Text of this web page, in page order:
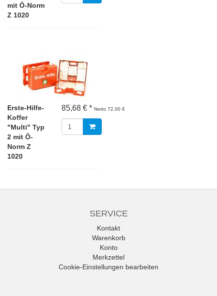
mit Ö-Norm
Z 1020
Erste-Hilfe-
Koffer
"Multi" Typ
2 mit Ö-
Norm Z
1020
85,68 € * Netto 72,00 €
SERVICE
Kontakt
Warenkorb
Konto
Merkzettel
Cookie-Einstellungen bearbeiten